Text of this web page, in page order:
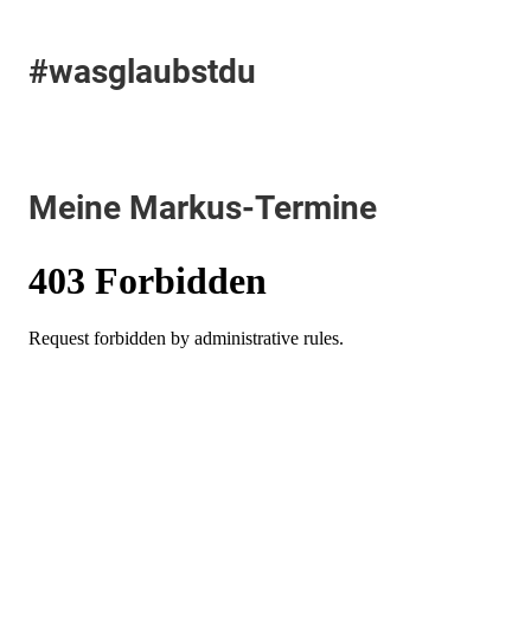
#wasglaubstdu
Meine Markus-Termine